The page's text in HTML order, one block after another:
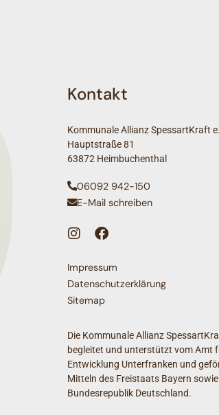
Kontakt
Kommunale Allianz SpessartKraft
Hauptstraße 81
63872 Heimbuchenthal
06092 942-150
E-Mail schreiben
Impressum
Datenschutzerklärung
Sitemap
Die Kommunale Allianz
begleitet und unterstützt vom Amt
Entwicklung Unterfranken und
Mitteln des Freistaats Bayern
Bundesrepublik Deutschland.